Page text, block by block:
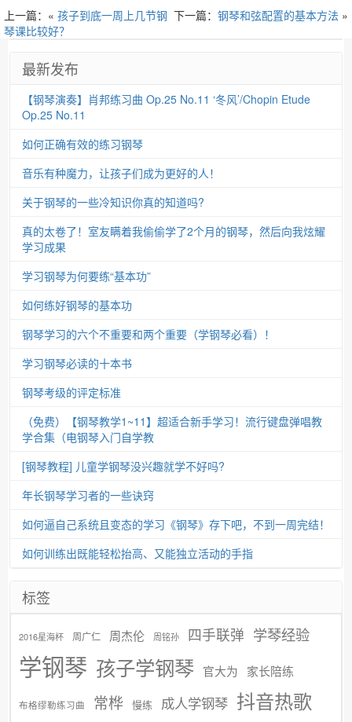
下一篇： 钢琴和弦配置的基本方法 »
上一篇：« 孩子到底一周上几节钢
琴课比较好？
最新发布
【钢琴演奏】肖邦练习曲 Op.25 No.11 ‘冬风’/Chopin Etude
Op.25 No.11
如何正确有效的练习钢琴
音乐有种魔力，让孩子们成为更好的人！
关于钢琴的一些冷知识你真的知道吗?
真的太卷了！室友瞒着我偷偷学了2个月的钢琴，然后向我炫耀
学习成果
学习钢琴为何要练“基本功”
如何练好钢琴的基本功
钢琴学习的六个不重要和两个重要（学钢琴必看）！
学习钢琴必读的十本书
钢琴考级的评定标准
（免费）【钢琴教学1~11】超适合新手学习！流行键盘弹唱教
学合集（电钢琴入门自学教
[钢琴教程] 儿童学钢琴没兴趣就学不好吗?
年长钢琴学习者的一些诀窍
如何逼自己系统且变态的学习《钢琴》存下吧，不到一周完结！
如何训练出既能轻松抬高、又能独立活动的手指
标签
2016星海杯 周广仁 周杰伦 周铭孙 四手联弹 学琴经验
学钢琴 孩子学钢琴 官大为 家长陪练
布格缪勒练习曲 常桦 慢练 成人学钢琴 抖音热歌